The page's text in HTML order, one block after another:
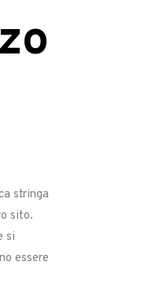
stringa
sito.
si
essere